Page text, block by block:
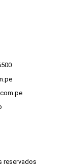
reservados